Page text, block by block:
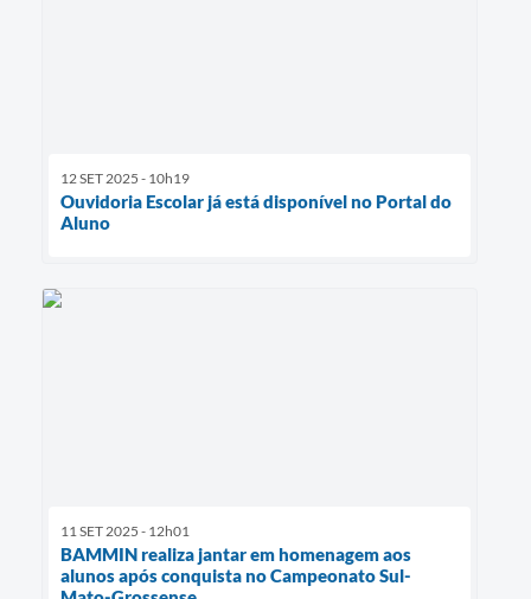
12 SET 2025 - 10h19
Ouvidoria Escolar já está disponível no Portal do
Aluno
11 SET 2025 - 12h01
BAMMIN realiza jantar em homenagem aos
alunos após conquista no Campeonato Sul-